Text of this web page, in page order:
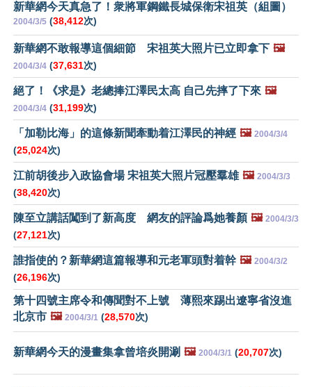
新華網今天真急了！衆將軍鋼鐵長城保衛宋祖英（組圖）
2004/3/5 (38,412次)
新華網不敢報導這個細節 宋祖英大照片已立即拿下 🖼️
2004/3/4 (37,631次)
絕了！《求是》老總捧江澤民太高 自己先摔了下來 🖼️
2004/3/4 (31,199次)
「加勒比海」的這條新聞牽動着江澤民的神經 🖼️ 2004/3/4
(25,024次)
江前胡後步入政協會場 宋祖英大照片冠壓羣雄 🖼️ 2004/3/3
(38,420次)
陳至立講話闖到了新高度 網友的評論爲她養顏 🖼️ 2004/3/3
(27,121次)
誰指使的？新華網這篇報導和元老軍頭對着幹 🖼️ 2004/3/2
(26,196次)
第十四號主席令和傳聞對不上號 薄熙來踢出遼寧省沒進
北京市 🖼️ 2004/3/1 (28,570次)
新華網今天的漫畫集拿曾培炎開涮 🖼️ 2004/3/1 (20,707次)